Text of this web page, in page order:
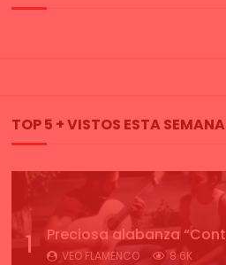
TOP 5 + VISTOS ESTA SEMANA
1 VEO FLAMENCO 8.6K